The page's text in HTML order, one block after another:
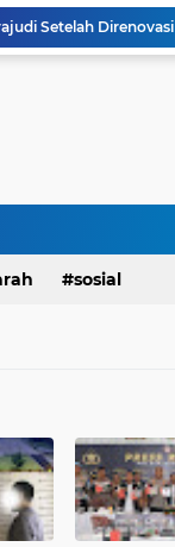
Setelah Direnovasi
sosial